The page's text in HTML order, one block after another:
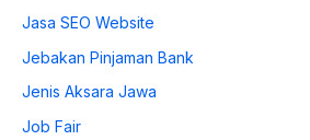
Jasa SEO Website
Jebakan Pinjaman Bank
Jenis Aksara Jawa
Job Fair